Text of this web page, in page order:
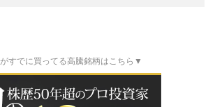
すでに買ってる高騰銘柄はこちら▼